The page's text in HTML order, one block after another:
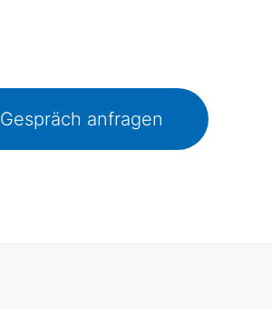
Gespräch anfragen